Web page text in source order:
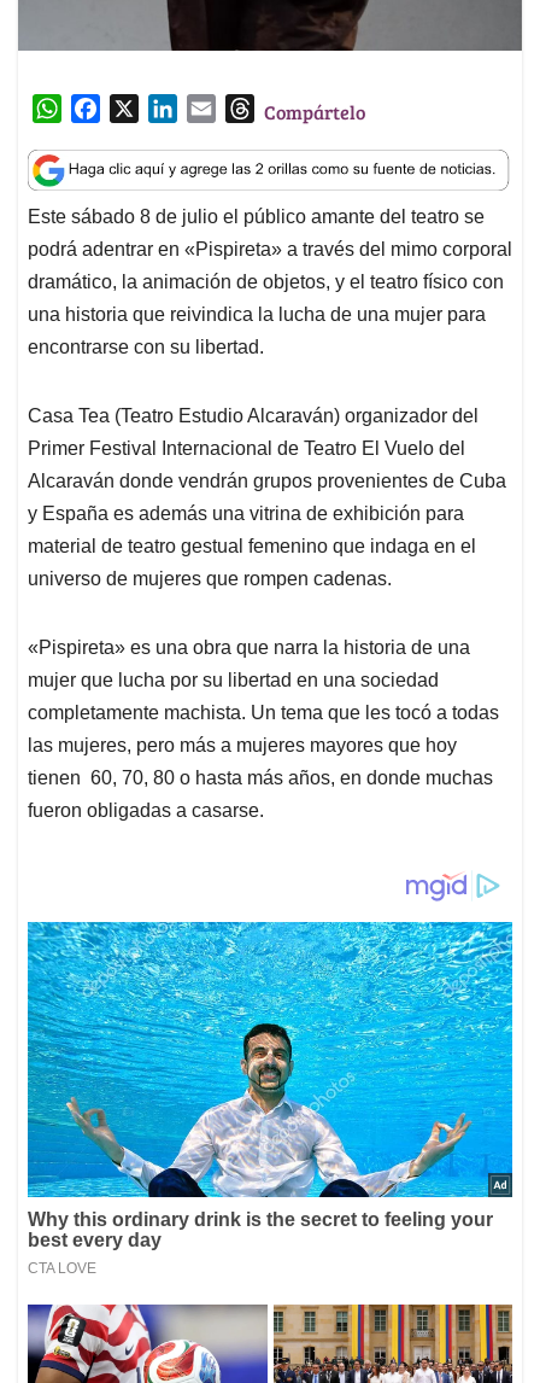
W
a
t
s
A
p
p
c
e
b
o
o
k
n
k
e
d
I
n
a
i
l
T
r
e
a
d
s
Compártelo
Este sábado 8 de julio el público amante del teatro se
podrá adentrar en «Pispireta» a través del mimo corporal
dramático, la animación de objetos, y el teatro físico con
una historia que reivindica la lucha de una mujer para
encontrarse con su libertad.
Casa Tea (Teatro Estudio Alcaraván) organizador del
Primer Festival Internacional de Teatro El Vuelo del
Alcaraván donde vendrán grupos provenientes de Cuba
y España es además una vitrina de exhibición para
material de teatro gestual femenino que indaga en el
universo de mujeres que rompen cadenas.
«Pispireta» es una obra que narra la historia de una
mujer que lucha por su libertad en una sociedad
completamente machista. Un tema que les tocó a todas
las mujeres, pero más a mujeres mayores que hoy
tienen 60, 70, 80 o hasta más años, en donde muchas
fueron obligadas a casarse.